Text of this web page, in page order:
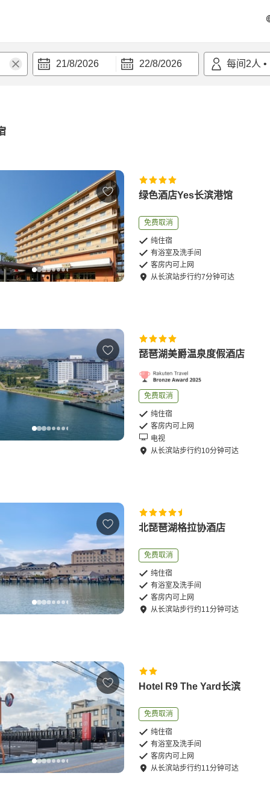
21/8/2026 22/8/2026 每间 2人 •
绿色酒店Yes长滨港馆
免费取消
纯住宿
有浴室及洗手间
客房内可上网
从长滨站步行约7分钟可达
琵琶湖美爵温泉度假酒店
免费取消
纯住宿
客房内可上网
电视
从长滨站步行约10分钟可达
北琵琶湖格拉协酒店
免费取消
纯住宿
有浴室及洗手间
客房内可上网
从长滨站步行约11分钟可达
Hotel R9 The Yard长滨
免费取消
纯住宿
有浴室及洗手间
客房内可上网
从长滨站步行约11分钟可达